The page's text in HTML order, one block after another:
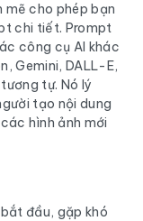
cho phép bạn
chi tiết. Prompt
công cụ AI khác
Gemini, DALL-E,
tự. Nó lý
tạo nội dung
hình ảnh mới
đầu, gặp khó